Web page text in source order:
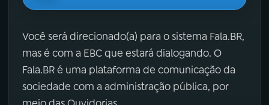
Você será direcionado(a) para o sistema Fala.BR,
mas é com a EBC que estará dialogando. O
Fala.BR é uma plataforma de comunicação da
sociedade com a administração pública, por